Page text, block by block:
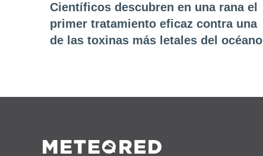
Científicos descubren en una rana el
primer tratamiento eficaz contra una
de las toxinas más letales del océano